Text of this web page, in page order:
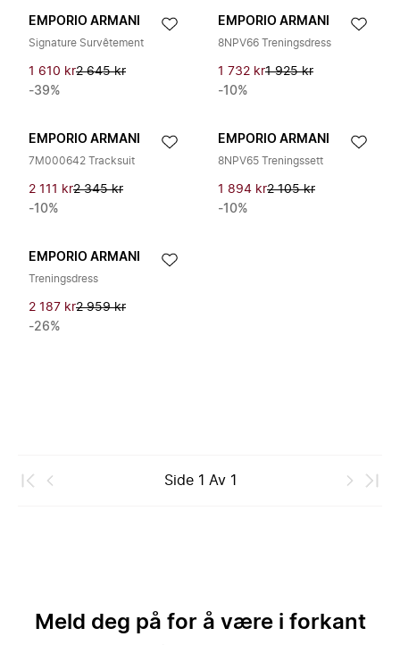
EMPORIO ARMANI
Signature Survêtement
1 610 kr2 645 kr
-39%
EMPORIO ARMANI
8NPV66 Treningsdress
1 732 kr1 925 kr
-10%
EMPORIO ARMANI
7M000642 Tracksuit
2 111 kr2 345 kr
-10%
EMPORIO ARMANI
8NPV65 Treningssett
1 894 kr2 105 kr
-10%
EMPORIO ARMANI
Treningsdress
2 187 kr2 959 kr
-26%
Side 1 Av 1
Meld deg på for å være i forkant